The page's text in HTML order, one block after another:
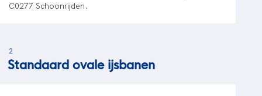
C0277 Schoonrijden.
2
Standaard ovale ijsbanen